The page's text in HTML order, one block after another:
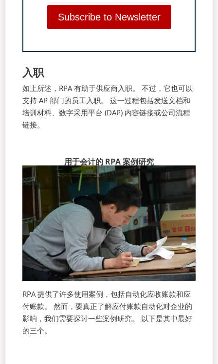
Subscribe to Newsletter
入职
如上所述，RPA 有助于供应商入职。 不过，它也可以
支持 AP 部门的员工入职。 这一过程包括发送文档和
培训材料、数字采用平台 (DAP) 内容链接或公司流程
链接。
用于会计的 RPA 案例研究
RPA 提供了许多使用案例，包括自动化应收账款和应
付账款。 然而，要真正了解应付账款自动化对企业的
影响，我们需要探讨一些案例研究。 以下是其中最好
的三个。